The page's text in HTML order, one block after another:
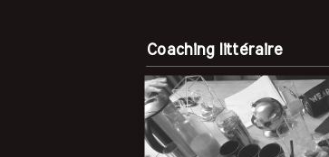
Coaching littéraire